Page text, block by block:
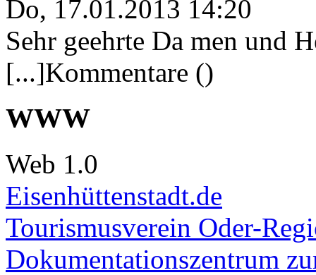
Do, 17.01.2013 14:20
Sehr geehrte Da men und
[...]Kommentare ()
WWW
Web 1.0
Eisenhüttenstadt.de
Tourismusverein Oder-
Dokumentationszentrum